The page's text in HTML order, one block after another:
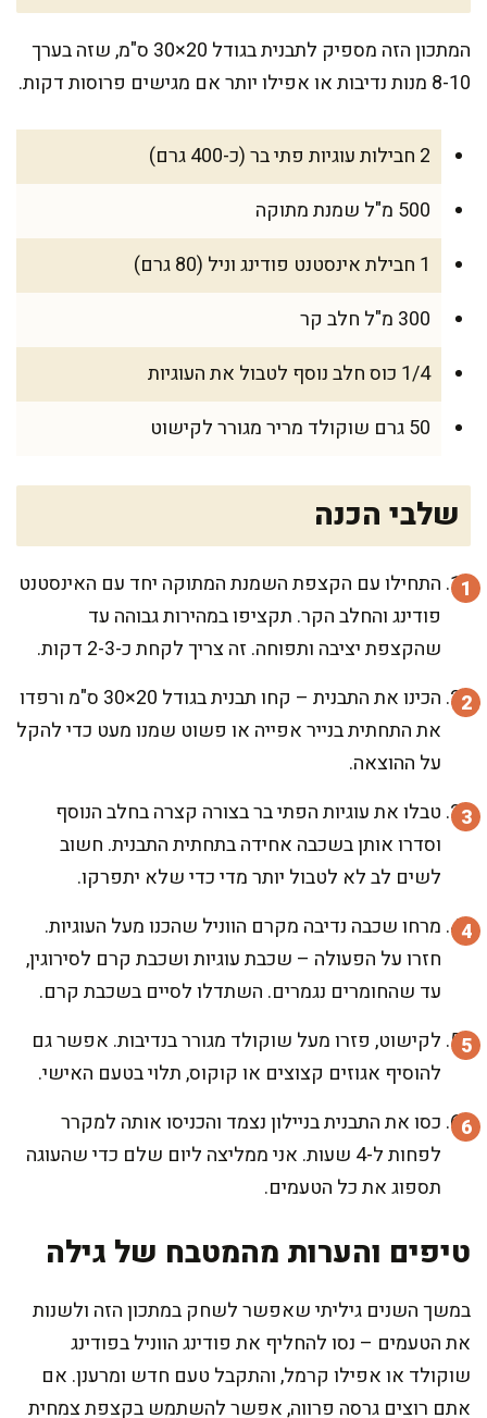
המתכון הזה מספיק לתבנית בגודל 20×30 ס"מ, שזה בערך
8-10 מנות נדיבות או אפילו יותר אם מגישים פרוסות דקות.
2 חבילות עוגיות פתי בר (כ-400 גרם)
500 מ"ל שמנת מתוקה
1 חבילת אינסטנט פודינג וניל (80 גרם)
300 מ"ל חלב קר
1/4 כוס חלב נוסף לטבול את העוגיות
50 גרם שוקולד מריר מגורר לקישוט
שלבי הכנה
התחילו עם הקצפת השמנת המתוקה יחד עם האינסטנט
פודינג והחלב הקר. תקציפו במהירות גבוהה עד
שהקצפת יציבה ותפוחה. זה צריך לקחת כ-2-3 דקות.
הכינו את התבנית – קחו תבנית בגודל 20×30 ס"מ ורפדו
את התחתית בנייר אפייה או פשוט שמנו מעט כדי להקל
על ההוצאה.
טבלו את עוגיות הפתי בר בצורה קצרה בחלב הנוסף
וסדרו אותן בשכבה אחידה בתחתית התבנית. חשוב
לשים לב לא לטבול יותר מדי כדי שלא יתפרקו.
מרחו שכבה נדיבה מקרם הווניל שהכנו מעל העוגיות.
חזרו על הפעולה – שכבת עוגיות ושכבת קרם לסירוגין,
עד שהחומרים נגמרים. השתדלו לסיים בשכבת קרם.
לקישוט, פזרו מעל שוקולד מגורר בנדיבות. אפשר גם
להוסיף אגוזים קצוצים או קוקוס, תלוי בטעם האישי.
כסו את התבנית בניילון נצמד והכניסו אותה למקרר
לפחות ל-4 שעות. אני ממליצה ליום שלם כדי שהעוגה
תספוג את כל הטעמים.
טיפים והערות מהמטבח של גילה
במשך השנים גיליתי שאפשר לשחק במתכון הזה ולשנות
את הטעמים – נסו להחליף את פודינג הווניל בפודינג
שוקולד או אפילו קרמל, והתקבל טעם חדש ומרענן. אם
אתם רוצים גרסה פרווה, אפשר להשתמש בקצפת צמחית